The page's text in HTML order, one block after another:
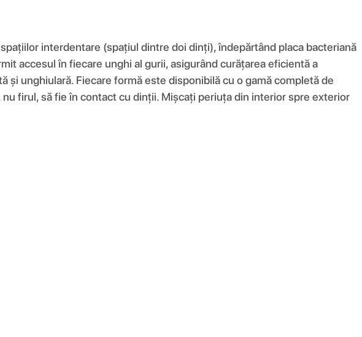
interdentare (spațiul dintre doi dinți), îndepărtând placa bacteriană
accesul în fiecare unghi al gurii, asigurând curățarea eficientă a
unghiulară. Fiecare formă este disponibilă cu o gamă completă de
firul, să fie în contact cu dinții. Mișcați periuța din interior spre exterior